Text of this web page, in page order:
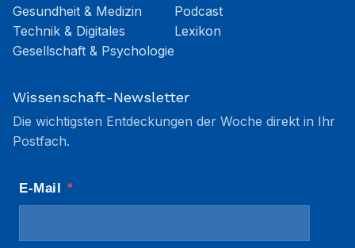
Gesundheit & Medizin
Technik & Digitales
Gesellschaft & Psychologie
Podcast
Lexikon
Wissenschaft-Newsletter
Die wichtigsten Entdeckungen der Woche direkt in Ihr
Postfach.